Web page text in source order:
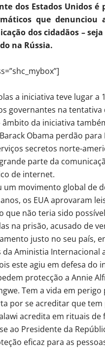
dos Estados Unidos
que denunciou
dos cidadãos –
na Rússia.
a iniciativa teve lugar a
governantes na
da iniciativa
Obama perdão
secretos norte-
parte da
de internet.
movimento global de
os EUA aprovaram
que não teria sido
na prisão, acusado de
justo no seu país,
da Aministia
este agiu em defesa do
protecção a Annie
Tem a vida em
por se acreditar que
acredita em rituais
ao Presidente da
eficaz para as